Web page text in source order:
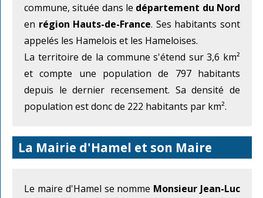
commune, située dans le département du Nord
en région Hauts-de-France. Ses habitants sont
appelés les Hamelois et les Hameloises.
La territoire de la commune s'étend sur 3,6 km²
et compte une population de 797 habitants
depuis le dernier recensement. Sa densité de
population est donc de 222 habitants par km².
La Mairie d'Hamel et son Maire
Le maire d'Hamel se nomme Monsieur Jean-Luc